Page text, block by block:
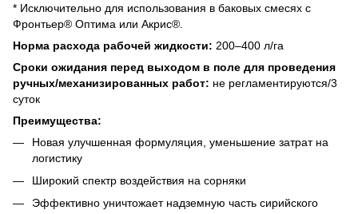
* Исключительно для использования в баковых смесях с
Фронтьер® Оптима или Акрис®.
Норма расхода рабочей жидкости: 200–400 л/га
Сроки ожидания перед выходом в поле для проведения
ручных/механизированных работ: не регламентируются/3
суток
Преимущества:
Новая улучшенная формуляция, уменьшение затрат на
логистику
Широкий спектр воздействия на сорняки
Эффективно уничтожает надземную часть сирийского